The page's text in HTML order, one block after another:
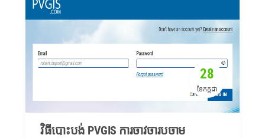
28
ខែកក្កដា
វិធីបោះបង់ PVGIS ការចាវចារបចាម